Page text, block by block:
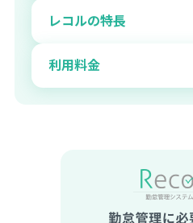
レコルの特長
利用料金